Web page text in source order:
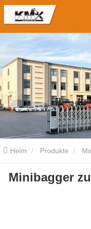
Heim Produkte
Minibagger zu verkaufen
Minibagger